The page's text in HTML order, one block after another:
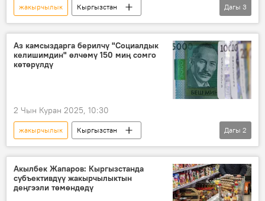
жакырчылык
Кыргызстан
Эдил Байсалов
Экономика
Дагы 3
Аз камсыздарга берилчү "Социалдык
келишимдин" өлчөмү 150 миң сомго
көтөрүлдү
2 Чын Куран 2025, 10:30
жакырчылык
Кыргызстан
Садыр Жапаров
социалдык келишим
Дагы 2
Акылбек Жапаров: Кыргызстанда
субъективдүү жакырчылыктын
деңгээли төмөндөдү